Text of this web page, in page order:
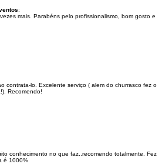
:
mais. Parabéns pelo profissionalismo, bom gosto e
contrata-lo. Excelente serviço ( alem do churrasco fez o
Recomendo!
conhecimento no que faz..recomendo totalmente. Fez
é 1000%